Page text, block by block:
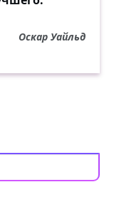
Оскар Уайльд